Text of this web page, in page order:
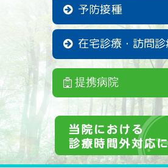
下部消化管内視鏡検査（大腸カメ
（大腸ポリープ切除術：104件を
CT検査 138件（昨年度比－31件）
腹部・甲状腺超音波検査 214件（昨
当院スタッフ募集のご案
当院来院患者様数増加による業務量
為、以下のスタッフを募集致します
下記アドレスまでご連絡下さい。
・看護師 常勤1名→募集済み パ
・医療事務 常勤→募集済み パー
予防接種
在宅診療・訪問
提携病院